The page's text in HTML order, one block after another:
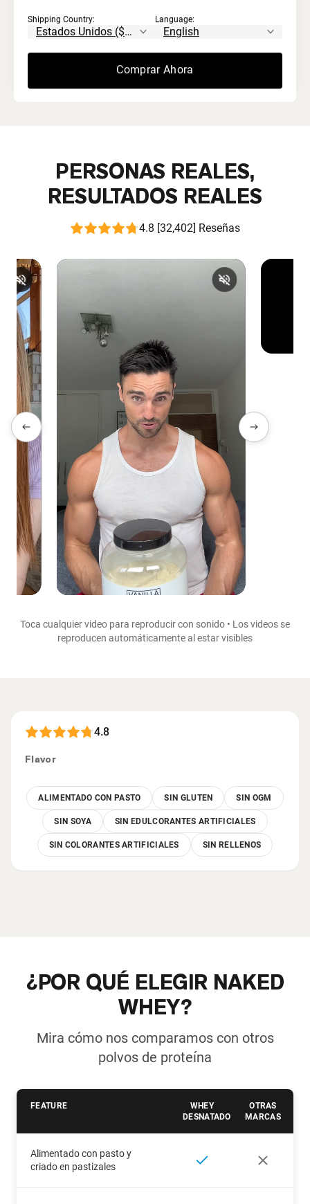
Sin blanqueadores ni ácidos
Nunca procesado con químicos agresivos. A
y se blanquea artificialmente.
PERSONAS REALES,
RESULTADOS REALES
4.8 [32,402] Reseñas
Toca cualquier video para reproducir con sonido • Los videos se
reproducen automáticamente al estar visibles
4.8
Flavor
ALIMENTADO CON PASTO SIN GLUTEN SIN OGM
SIN SOYA SIN EDULCORANTES ARTIFICIALES
SIN COLORANTES ARTIFICIALES SIN RELLENOS
¿POR QUÉ ELEGIR NAKED
WHEY?
Mira cómo nos comparamos con otros
polvos de proteína
FEATURE
WHEY
DESNATADO
OTRAS
MARCAS
Alimentado con pasto y
criado en pastizales
Shipping Country: Language:
Comprar Ahora